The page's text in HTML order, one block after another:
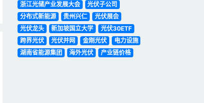
浙江光储产业发展大会
光伏子公司
分布式新能源
贵州兴仁
光伏展会
光伏龙头
新加坡国立大学
光伏30ETF
跨界光伏
光伏并网 金刚光伏
电力设施
湖南省能源集团
海外光伏 产业链价格